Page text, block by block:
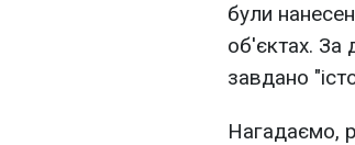
були
об'єктах. За
завдано
Нагадаємо,